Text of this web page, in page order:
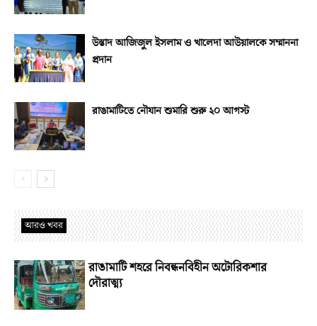
উস্তাদ আজিজুল ইসলাম ও খালেদা আউয়ালকে সম্মাননা
প্রদান
রাঙামাটিতে নৌযান শুমারি শুরু ২০ আগস্ট
আরও খবর
রাঙামাটি শহরে নিবন্ধনবিহীন অটোরিকশার
দৌরাত্ম্য